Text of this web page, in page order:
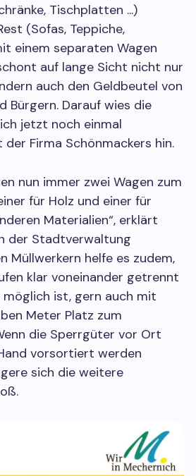
Tischplatten ...)
(Sofas, Teppiche,
einem separaten Wagen
auf lange Sicht nicht nur
auch den Geldbeutel von
Bürgern. Darauf wies die
jetzt noch einmal
Firma Schönmackers hin.
nun immer zwei Wagen zum
für Holz und einer für
Materialien“, erklärt
der Stadtverwaltung
Müllwerkern helfe es zudem,
klar voneinander getrennt
möglich ist, gern auch mit
Meter Platz zum
die Sperrgüter vor Ort
vorsortiert werden
sich die weitere